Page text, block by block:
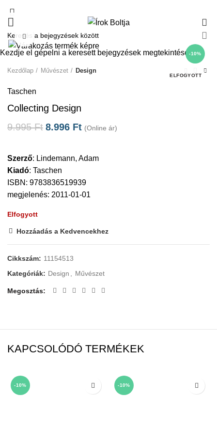
-10%
ELFOGYOTT
Click to enlarge
Kezdőlap Művészet Design
Taschen
Collecting Design
9.995Ft 8.996 Ft (Online ár)
Szerző: Lindemann, Adam
Kiadó: Taschen
ISBN: 9783836519939
megjelenés: 2011-01-01
Elfogyott
Hozzáadás a Kedvencekhez
Cikkszám: 11154513
Kategóriák: Design , Művészet
Megosztás
KAPCSOLÓDÓ TERMÉKEK
-10% -10%
Kezdje el gépelni a keresett bejegyzések megtekintéséhez.